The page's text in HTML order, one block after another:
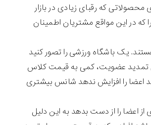
که رقبای زیادی در بازار
که در این مواقع مشتریان اطمینان
یک باشگاه ورزشی را تصور کنید
تمدید عضویت، کمی به قیمت کلاس
اعضا را افزایش ندهد شانس بیشتری
اعضا را از دست بدهد به این دلیل